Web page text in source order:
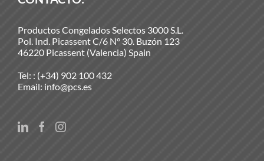
Productos Congelados Selectos 3000 S.L.
Pol. Ind. Picassent C/6 N° 30. Buzón 123
46220 Picassent (Valencia) Spain
Tel: : (+34) 902 100 432
Email: info@pcs.es